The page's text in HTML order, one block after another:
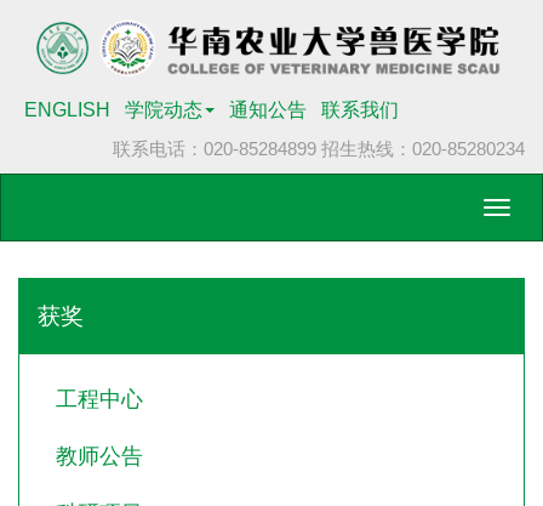
ENGLISH 学院动态 通知公告
联系我们
联系电话：020-85284899 招生热线：020-85280234
获奖
工程中心
教师公告